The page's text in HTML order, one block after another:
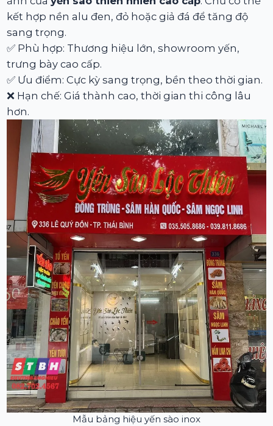
kết hợp nền alu đen, đỏ hoặc giả đá để tăng độ
sang trọng.
✅ Phù hợp: Thương hiệu lớn, showroom yến,
trưng bày cao cấp.
✅ Ưu điểm: Cực kỳ sang trọng, bền theo thời gian.
❌ Hạn chế: Giá thành cao, thời gian thi công lâu
hơn.
Mẫu bảng hiệu yến sào inox